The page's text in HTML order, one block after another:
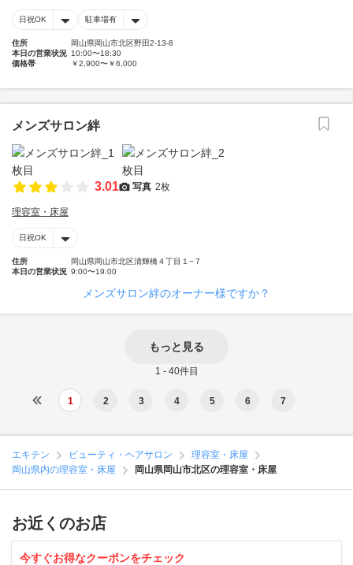
日祝OK 駐車場有
住所
岡山県岡山市北区野田2-13-8
本日の営業状況 10:00〜18:30
価格帯
￥2,900〜￥6,000
メンズサロン絆
3.01 写真 2枚
理容室・床屋
日祝OK
住所
岡山県岡山市北区清輝橋４丁目１−７
本日の営業状況 9:00〜19:00
メンズサロン絆のオーナー様ですか？
もっと見る
1 - 40件目
1 2 3 4 5 6 7
エキテン ビューティ・ヘアサロン
理容室・床屋
岡山県内の理容室・床屋
岡山県岡山市北区の理容室・床屋
お近くのお店
今すぐお得なクーポンをチェック